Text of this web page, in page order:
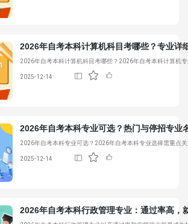
2026年自考本科计算机科目考哪些？专业详
2026年自考本科计算机科目考哪些？2026年自考本科计算机
2025-12-14
2026年自考本科专业可选？热门与停招专业
2026年自考本科专业可选？2026年自考本科专业选择需重点
2025-12-14
2026年自考本科行政管理专业：通过率高，